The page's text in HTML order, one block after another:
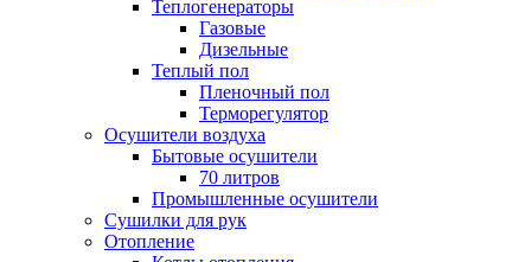
Теплогенераторы
Газовые
Дизельные
Теплый пол
Пленочный пол
Терморегулятор
Осушители воздуха
Бытовые осушители
70 литров
Промышленные осушители
Сушилки для рук
Отопление